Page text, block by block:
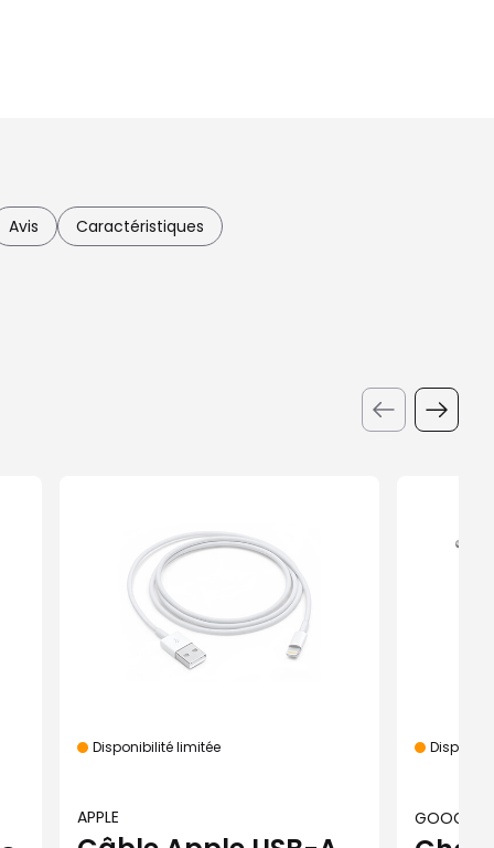
Avis Caractéristiques
Disponibilité limitée
APPLE GOOGLE